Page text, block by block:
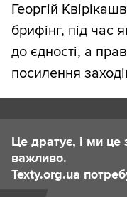
Георгій
брифінг, під час
до єдності, а
посилення
Це дратує, і ми
важливо.
Texty.org.ua